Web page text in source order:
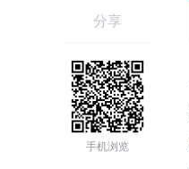
分享
手机浏览